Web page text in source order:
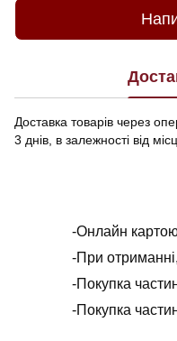
Доставка товарів через
3 днів, в залежності від
-Онлайн
-При отриманні,
-Покупка
-Покупка